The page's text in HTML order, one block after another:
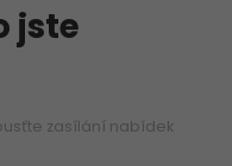
jste
zasílání nabídek